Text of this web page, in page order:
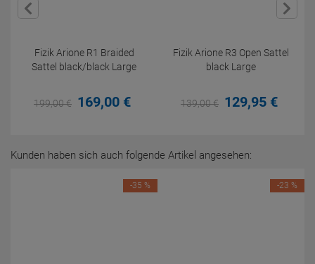
Fizik Arione R1 Braided
Sattel black/black Large
199,00€ 169,00 €
Fizik Arione R3 Open Sattel
black Large
139,00€ 129,95 €
Kunden haben sich auch folgende Artikel angesehen:
-35 % -23 %